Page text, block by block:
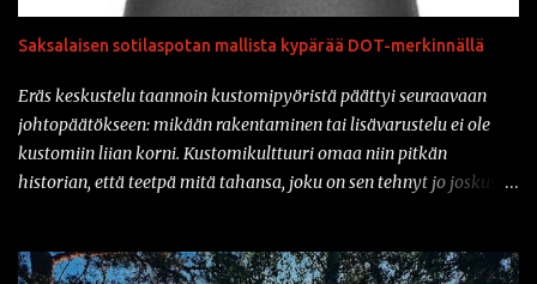
Saksalaisen sotilaspotan mallista kypärää DOT-merkinnällä
Eräs keskustelu taannoin kustomipyöristä päättyi seuraavaan
johtopäätökseen: mikään rakentaminen tai lisävarustelu ei ole
kustomiin liian korni. Kustomikulttuuri omaa niin pitkän
historian, että teetpä mitä tahansa, joku on sen tehnyt jo joskus
parin vuoden sisään nähtyä mm. prätkäliivi, mikä oli päällystetty